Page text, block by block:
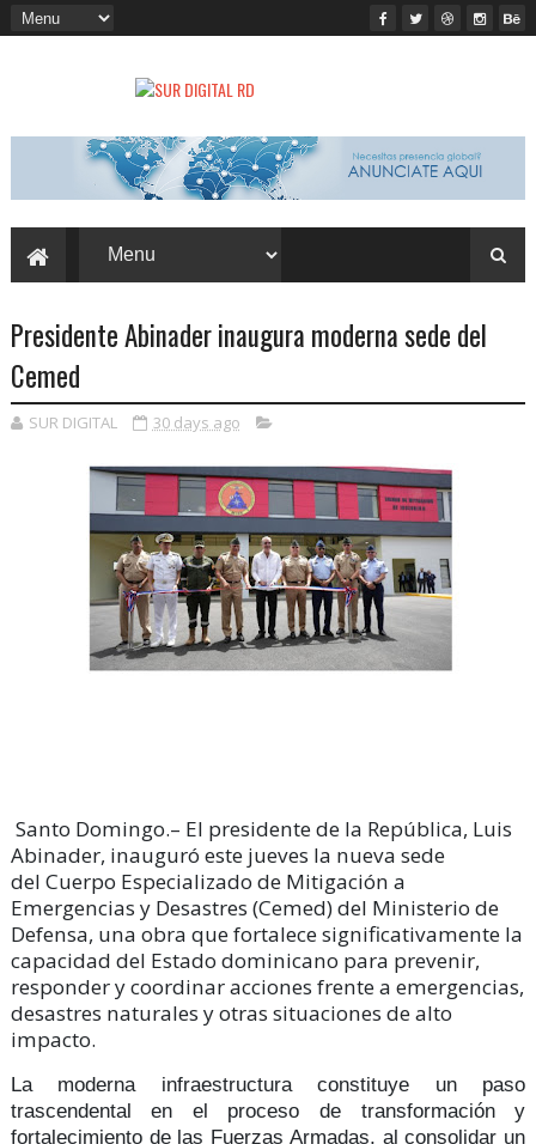
Presidente Abinader inaugura moderna sede del
Cemed
SUR DIGITAL 30 days ago
Santo Domingo.– El presidente de la República, Luis
Abinader, inauguró este jueves la nueva sede
del Cuerpo Especializado de Mitigación a
Emergencias y Desastres (Cemed) del Ministerio de
Defensa, una obra que fortalece significativamente la
capacidad del Estado dominicano para prevenir,
responder y coordinar acciones frente a emergencias,
desastres naturales y otras situaciones de alto
impacto.
La moderna infraestructura constituye un paso
trascendental en el proceso de transformación y
fortalecimientode las Fuerzas Armadas, al consolidar un